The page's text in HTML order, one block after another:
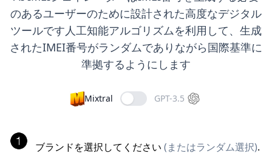
のあるユーザーのために設計された高度なデジタル
ツールです人工知能アルゴリズムを利用して、生成
されたIMEI番号がランダムでありながら国際基準に
準拠するようにします
Mixtral GPT-3.5
ブランドを選択してください (またはランダム選択).